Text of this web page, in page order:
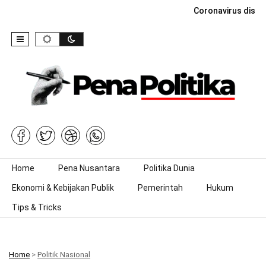
Coronavirus
Skip to content
Home Pena Nusantara Politika Dunia
Ekonomi & Kebijakan Publik Pemerintah Hukum
Tips & Tricks
Home > Politik Nasional